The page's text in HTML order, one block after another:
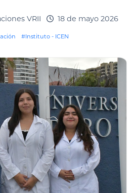
VRII 18 de mayo 2026
#Instituto - ICEN